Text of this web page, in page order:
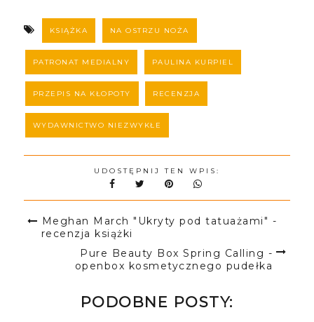
KSIĄŻKA NA OSTRZU NOŻA
PATRONAT MEDIALNY PAULINA KURPIEL
PRZEPIS NA KŁOPOTY RECENZJA
WYDAWNICTWO NIEZWYKŁE
UDOSTĘPNIJ TEN WPIS:
Meghan March "Ukryty pod tatuażami" -
recenzja książki
Pure Beauty Box Spring Calling -
openbox kosmetycznego pudełka
PODOBNE POSTY: